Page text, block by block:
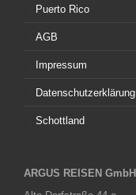
Puerto Rico
AGB
Impressum
Datenschutzerklärung
Schottland
ARGUS REISEN GmbH